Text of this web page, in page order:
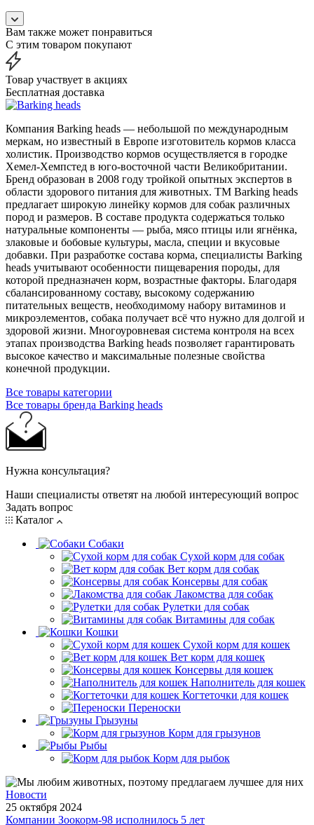
Вам также может понравиться
С этим товаром покупают
Товар участвует в акциях
Бесплатная доставка
Компания Barking heads — небольшой по международным
меркам, но известный в Европе изготовитель кормов класса
холистик. Производство кормов осуществляется в городке
Хемел-Хемпстед в юго-восточной части Великобритании.
Бренд образован в 2008 году тройкой опытных экспертов в
области здорового питания для животных. ТМ Barking heads
предлагает широкую линейку кормов для собак различных
пород и размеров. В составе продукта содержаться только
натуральные компоненты — рыба, мясо птицы или ягнёнка,
злаковые и бобовые культуры, масла, специи и вкусовые
добавки. При разработке состава корма, специалисты Barking
heads учитывают особенности пищеварения породы, для
которой предназначен корм, возрастные факторы. Благодаря
сбалансированному составу, высокому содержанию
питательных веществ, необходимому набору витаминов и
микроэлементов, собака получает всё что нужно для долгой и
здоровой жизни. Многоуровневая система контроля на всех
этапах производства Barking heads позволяет гарантировать
высокое качество и максимальные полезные свойства
конечной продукции.
Все товары категории
Все товары бренда Barking heads
Нужна консультация?
Наши специалисты ответят на любой интересующий вопрос
Задать вопрос
Каталог
Собаки
Сухой корм для собак
Вет корм для собак
Консервы для собак
Лакомства для собак
Рулетки для собак
Витамины для собак
Кошки
Сухой корм для кошек
Вет корм для кошек
Консервы для кошек
Наполнитель для кошек
Когтеточки для кошек
Переноски
Грызуны
Корм для грызунов
Рыбы
Корм для рыбок
Новости
25 октября 2024
Компании Зоокорм-98 исполнилось 5 лет